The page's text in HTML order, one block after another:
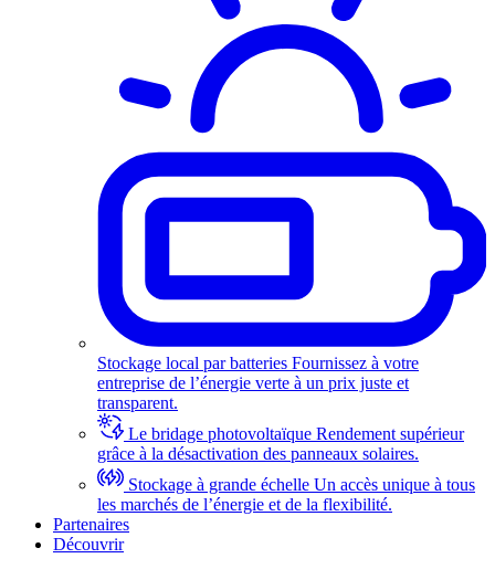
Stockage local par batteries Fournissez à votre
entreprise de l’énergie verte à un prix juste et
transparent.
Le bridage photovoltaïque Rendement supérieur
grâce à la désactivation des panneaux solaires.
Stockage à grande échelle Un accès unique à tous
les marchés de l’énergie et de la flexibilité.
Partenaires
Découvrir